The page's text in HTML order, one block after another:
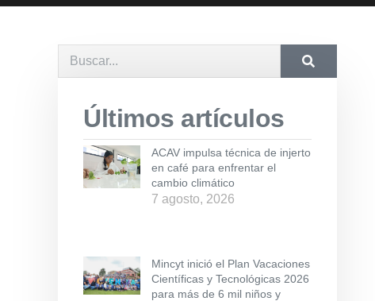
Últimos artículos
ACAV impulsa técnica de injerto
en café para enfrentar el
cambio climático
7 agosto, 2026
Mincyt inició el Plan Vacaciones
Científicas y Tecnológicas 2026
para más de 6 mil niños y